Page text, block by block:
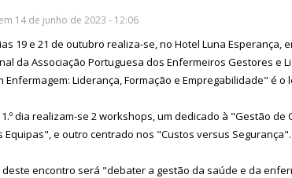
14 de junho de 2023 - 12:06
19 e 21 de outubro realiza-se, no Hotel Luna Esperança,
da Associação Portuguesa dos Enfermeiros Gestores e
Enfermagem: Liderança, Formação e Empregabilidade" é o
dia realizam-se 2 workshops, um dedicado à "Gestão de
Equipas", e outro centrado nos "Custos versus Segurança".
encontro será "debater a gestão da saúde e da